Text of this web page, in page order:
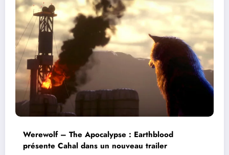
Werewolf – The Apocalypse : Earthblood
présente Cahal dans un nouveau trailer